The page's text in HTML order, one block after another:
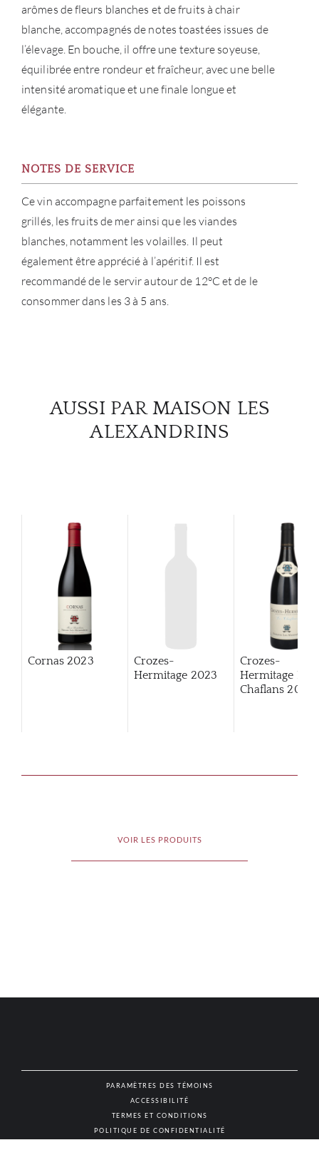
arômes de fleurs blanches et de fruits à chair
blanche, accompagnés de notes toastées issues de
l’élevage. En bouche, il offre une texture soyeuse,
équilibrée entre rondeur et fraîcheur, avec une belle
intensité aromatique et une finale longue et
élégante.
NOTES DE SERVICE
Ce vin accompagne parfaitement les poissons
grillés, les fruits de mer ainsi que les viandes
blanches, notamment les volailles. Il peut
également être apprécié à l’apéritif. Il est
recommandé de le servir autour de 12°C et de le
consommer dans les 3 à 5 ans.
AUSSI PAR MAISON LES
ALEXANDRINS
Cornas 2023
Crozes-
Hermitage 2023
Crozes-
Hermitage Les
Chaflans 2023
VOIR LES PRODUITS
PARAMÈTRES DES TÉMOINS
ACCESSIBILITÉ
TERMES ET CONDITIONS
POLITIQUE DE CONFIDENTIALITÉ